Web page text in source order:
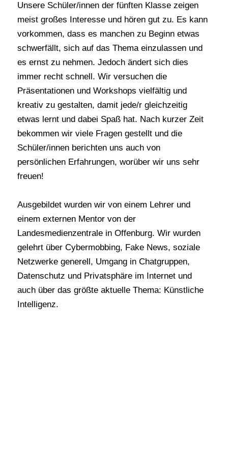
Unsere Schüler/innen der fünften Klasse zeigen
meist großes Interesse und hören gut zu. Es kann
vorkommen, dass es manchen zu Beginn etwas
schwerfällt, sich auf das Thema einzulassen und
es ernst zu nehmen. Jedoch ändert sich dies
immer recht schnell. Wir versuchen die
Präsentationen und Workshops vielfältig und
kreativ zu gestalten, damit jede/r gleichzeitig
etwas lernt und dabei Spaß hat. Nach kurzer Zeit
bekommen wir viele Fragen gestellt und die
Schüler/innen berichten uns auch von
persönlichen Erfahrungen, worüber wir uns sehr
freuen!
Ausgebildet wurden wir von einem Lehrer und
einem externen Mentor von der
Landesmedienzentrale in Offenburg. Wir wurden
gelehrt über Cybermobbing, Fake News, soziale
Netzwerke generell, Umgang in Chatgruppen,
Datenschutz und Privatsphäre im Internet und
auch über das größte aktuelle Thema: Künstliche
Intelligenz.